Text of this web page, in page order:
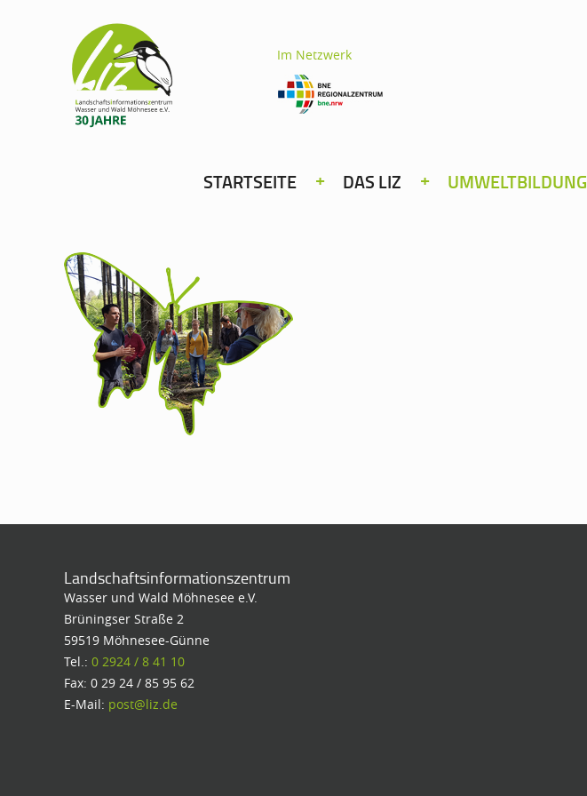
Im Netzwerk
STARTSEITE DAS LIZ UMWELTBILDUNG
Landschaftsinformationszentrum
Wasser und Wald Möhnesee e.V.
Brüningser Straße 2
59519 Möhnesee-Günne
Tel.: 0 2924 / 8 41 10
Fax: 0 29 24 / 85 95 62
E-Mail: post@liz.de